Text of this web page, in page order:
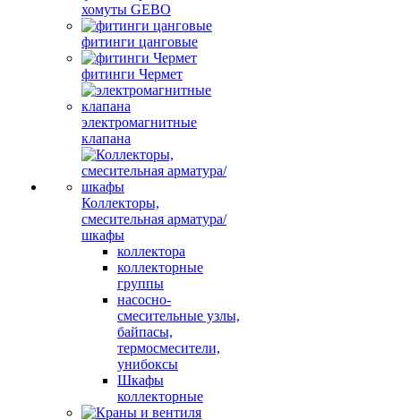
хомуты GEBO
фитинги цанговые
фитинги Чермет
электромагнитные
клапана
Коллекторы,
смесительная арматура/
шкафы
коллектора
коллекторные
группы
насосно-
смесительные узлы,
байпасы,
термосмесители,
унибоксы
Шкафы
коллекторные